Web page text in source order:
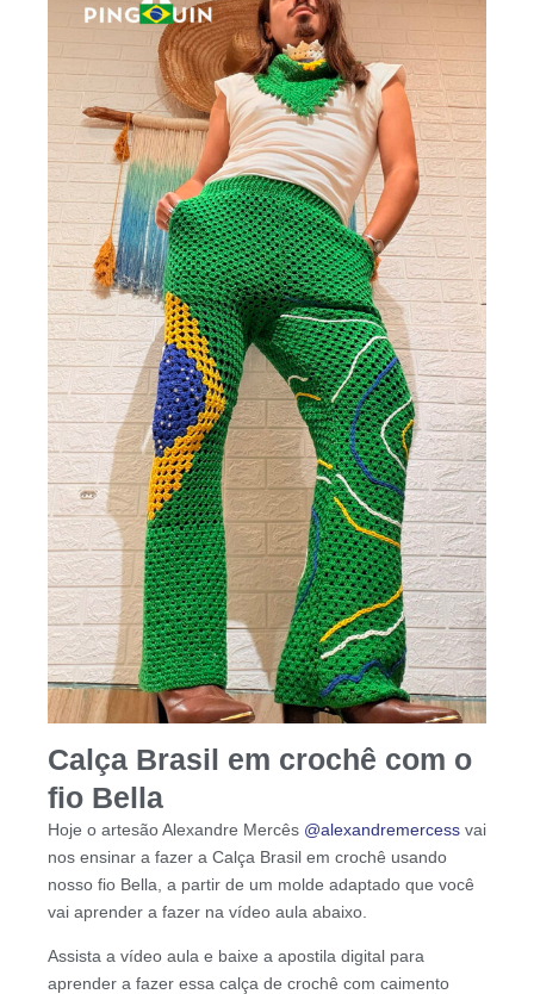
Calça Brasil em crochê com o
fio Bella
Hoje o artesão Alexandre Mercês @alexandremercess vai
nos ensinar a fazer a Calça Brasil em crochê usando
nosso fio Bella, a partir de um molde adaptado que você
vai aprender a fazer na vídeo aula abaixo.
Assista a vídeo aula e baixe a apostila digital para
aprender a fazer essa calça de crochê com caimento